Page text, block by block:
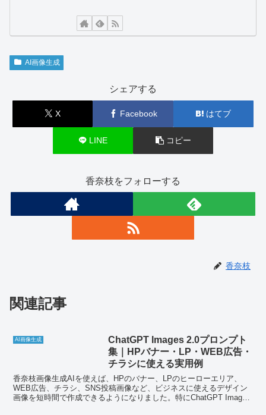
AI画像生成
シェアする
X Facebook はてブ
LINE コピー
香奈枝をフォローする
香奈枝
関連記事
AI画像生成
ChatGPT Images 2.0プロンプト
集｜HPバナー・LP・WEB広告・
チラシに使える実用例
香奈枝画像生成AIを使えば、HPのバナー、LPのヒーローエリア、
WEB広告、チラシ、SNS投稿画像など、ビジネスに使えるデザイン
画像を短時間で作成できるようになりました。特にChatGPT Images